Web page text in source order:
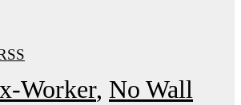
Worker No Wall